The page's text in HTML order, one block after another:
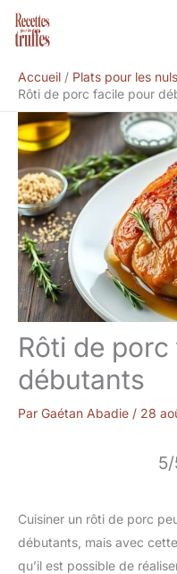
Aller
Accueil
Plats pour les nuls
Rôti de porc facile pour
Rôti de
débutants
Par Gaétan Abadie / 28
Cuisiner un rôti de porc
débutants, mais avec
qu’il est possible de
Rechercher